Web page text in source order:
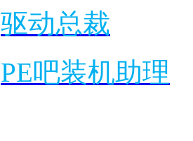
驱动总裁
PE吧装机助理